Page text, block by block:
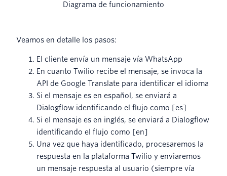
Diagrama de funcionamiento
Veamos en detalle los pasos:
El cliente envía un mensaje vía WhatsApp
En cuanto Twilio recibe el mensaje, se invoca la
API de Google Translate para identificar el idioma
Si el mensaje es en español, se enviará a
Dialogflow identificando el flujo como [es]
Si el mensaje es en inglés, se enviará a Dialogflow
identificando el flujo como [en]
Una vez que haya identificado, procesaremos la
respuesta en la plataforma Twilio y enviaremos
un mensaje respuesta al usuario (siempre vía